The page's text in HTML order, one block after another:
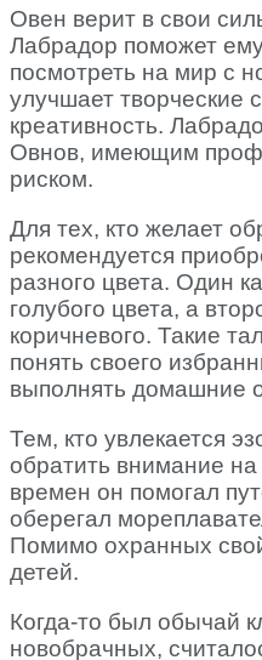
Овен верит в свои
Лабрадор поможет
посмотреть на мир с
улучшает творческие
креативность.
Овнов, имеющим
риском.
Для тех, кто желает
рекомендуется
разного цвета. Один
голубого цвета, а
коричневого. Такие
понять своего
выполнять домашние
Тем, кто увлекается
обратить внимание
времен он помогал
оберегал
Помимо охранных
детей.
Когда-то был обычай
новобрачных,